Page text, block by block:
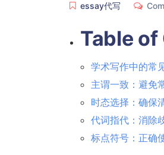
essay代写
Table
学术写作中的常
主谓一致：避免
时态选择：确保
代词指代：消除
标点符号：正确